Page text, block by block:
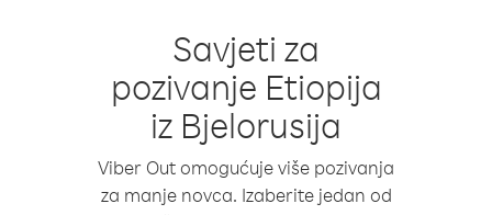
Savjeti za
pozivanje Etiopija
iz Bjelorusija
Viber Out omogućuje više pozivanja
za manje novca. Izaberite jedan od